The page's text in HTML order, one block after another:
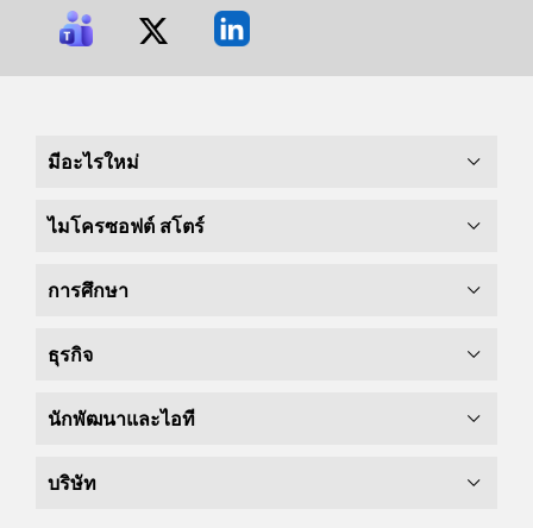
มีอะไรใหม่
ไมโครซอฟต์ สโตร์
การศึกษา
ธุรกิจ
นักพัฒนาและไอที
บริษัท